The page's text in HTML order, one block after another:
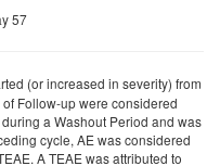
57
(or increased in severity) from
Follow-up were considered
a Washout Period and was
cycle, AE was considered
A TEAE was attributed to